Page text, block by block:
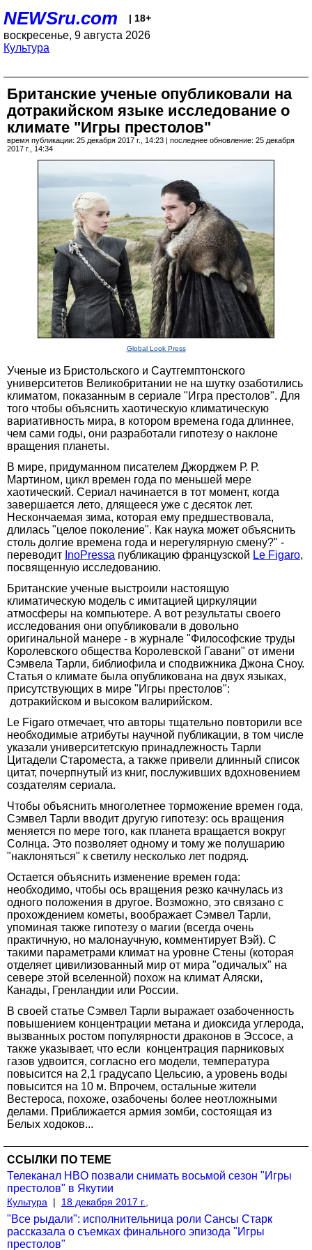
NEWSru.com | 18+
воскресенье, 9 августа 2026
Культура
Британские ученые опубликовали на
дотракийском языке исследование о
климате "Игры престолов"
время публикации: 25 декабря 2017 г., 14:23 | последнее обновление: 25 декабря
2017 г., 14:34
Global Look Press
Ученые из Бристольского и Саутгемптонского
университетов Великобритании не на шутку озаботились
климатом, показанным в сериале "Игра престолов". Для
того чтобы объяснить хаотическую климатическую
вариативность мира, в котором времена года длиннее,
чем сами годы, они разработали гипотезу о наклоне
вращения планеты.
В мире, придуманном писателем Джорджем Р. Р.
Мартином, цикл времен года по меньшей мере
хаотический. Сериал начинается в тот момент, когда
завершается лето, длящееся уже с десяток лет.
Нескончаемая зима, которая ему предшествовала,
длилась "целое поколение". Как наука может объяснить
столь долгие времена года и нерегулярную смену?" -
переводит InoPressa публикацию французской Le Figaro,
посвященную исследованию.
Британские ученые выстроили настоящую
климатическую модель с имитацией циркуляции
атмосферы на компьютере. А вот результаты своего
исследования они опубликовали в довольно
оригинальной манере - в журнале "Философские труды
Королевского общества Королевской Гавани" от имени
Сэмвела Тарли, библиофила и сподвижника Джона Сноу.
Статья о климате была опубликована на двух языках,
присутствующих в мире "Игры престолов":
дотракийском и высоком валирийском.
Le Figaro отмечает, что авторы тщательно повторили все
необходимые атрибуты научной публикации, в том числе
указали университетскую принадлежность Тарли
Цитадели Староместа, а также привели длинный список
цитат, почерпнутый из книг, послуживших вдохновением
создателям сериала.
Чтобы объяснить многолетнее торможение времен года,
Сэмвел Тарли вводит другую гипотезу: ось вращения
меняется по мере того, как планета вращается вокруг
Солнца. Это позволяет одному и тому же полушарию
"наклоняться" к светилу несколько лет подряд.
Остается объяснить изменение времен года:
необходимо, чтобы ось вращения резко качнулась из
одного положения в другое. Возможно, это связано с
прохождением кометы, воображает Сэмвел Тарли,
упоминая также гипотезу о магии (всегда очень
практичную, но малонаучную, комментирует Вэй). С
такими параметрами климат на уровне Стены (которая
отделяет цивилизованный мир от мира "одичалых" на
севере этой вселенной) похож на климат Аляски,
Канады, Гренландии или России.
В своей статье Сэмвел Тарли выражает озабоченность
повышением концентрации метана и диоксида углерода,
вызванных ростом популярности драконов в Эссосе, а
также указывает, что если концентрация парниковых
газов удвоится, согласно его модели, температура
повысится на 2,1 градусапо Цельсию, а уровень воды
повысится на 10 м. Впрочем, остальные жители
Вестероса, похоже, озабочены более неотложными
делами. Приближается армия зомби, состоящая из
Белых ходоков...
ССЫЛКИ ПО ТЕМЕ
Телеканал HBO позвали снимать восьмой сезон "Игры
престолов" в Якутии
Культура | 18 декабря 2017 г.,
"Все рыдали": исполнительница роли Сансы Старк
рассказала о съемках финального эпизода "Игры
престолов"